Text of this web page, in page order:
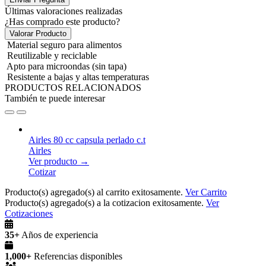
Últimas valoraciones realizadas
¿Has comprado este producto?
Valorar Producto
Material seguro para alimentos
Reutilizable y reciclable
Apto para microondas (sin tapa)
Resistente a bajas y altas temperaturas
PRODUCTOS RELACIONADOS
También te puede interesar
Airles 80 cc capsula perlado c.t
Airles
Ver producto →
Cotizar
Producto(s) agregado(s) al carrito exitosamente. Ver Carrito
Producto(s) agregado(s) a la cotizacion exitosamente. Ver
Cotizaciones
35+ Años de experiencia
1,000+ Referencias disponibles